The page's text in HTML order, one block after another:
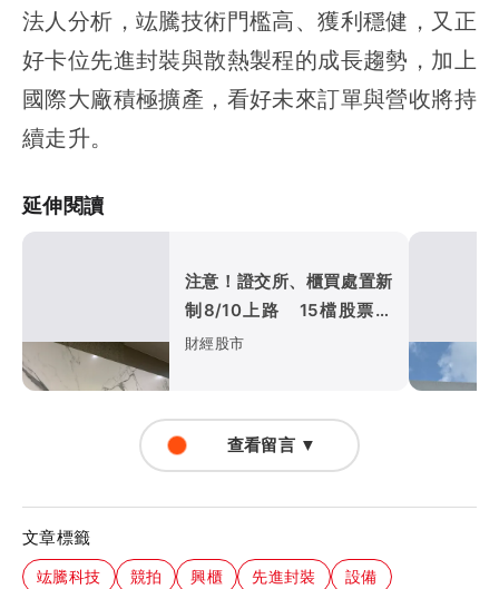
法人分析，竑騰技術門檻高、獲利穩健，又正
好卡位先進封裝與散熱製程的成長趨勢，加上
國際大廠積極擴產，看好未來訂單與營收將持
續走升。
延伸閱讀
注意！證交所、櫃買處置新
制8/10上路 15檔股票受
影響、新規一次看
財經股市
查看留言 ▼
文章標籤
竑騰科技 競拍 興櫃 先進封裝 設備